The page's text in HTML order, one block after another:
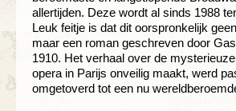
allertijden. Deze wordt al sinds 1988
Leuk feitje is dat dit oorspronkelijk
maar een roman geschreven door
1910. Het verhaal over de
opera in Parijs onveilig maakt, werd
omgetoverd tot een nu